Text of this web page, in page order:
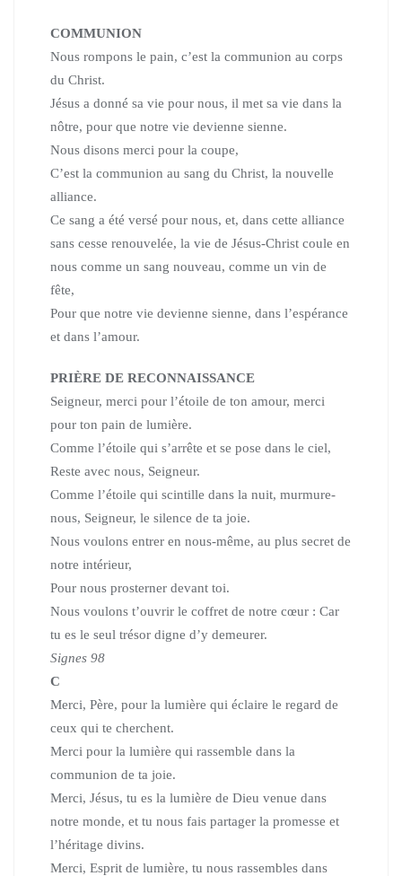
COMMUNION
Nous rompons le pain, c’est la communion au corps
du Christ.
Jésus a donné sa vie pour nous, il met sa vie dans la
nôtre, pour que notre vie devienne sienne.
Nous disons merci pour la coupe,
C’est la communion au sang du Christ, la nouvelle
alliance.
Ce sang a été versé pour nous, et, dans cette alliance
sans cesse renouvelée, la vie de Jésus-Christ coule en
nous comme un sang nouveau, comme un vin de
fête,
Pour que notre vie devienne sienne, dans l’espérance
et dans l’amour.
PRIÈRE DE RECONNAISSANCE
Seigneur, merci pour l’étoile de ton amour, merci
pour ton pain de lumière.
Comme l’étoile qui s’arrête et se pose dans le ciel,
Reste avec nous, Seigneur.
Comme l’étoile qui scintille dans la nuit, murmure-
nous, Seigneur, le silence de ta joie.
Nous voulons entrer en nous-même, au plus secret de
notre intérieur,
Pour nous prosterner devant toi.
Nous voulons t’ouvrir le coffret de notre cœur : Car
tu es le seul trésor digne d’y demeurer.
Signes 98
C
Merci, Père, pour la lumière qui éclaire le regard de
ceux qui te cherchent.
Merci pour la lumière qui rassemble dans la
communion de ta joie.
Merci, Jésus, tu es la lumière de Dieu venue dans
notre monde, et tu nous fais partager la promesse et
l’héritage divins.
Merci, Esprit de lumière, tu nous rassembles dans